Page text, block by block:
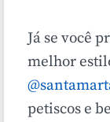
Já se você
melhor
petiscos e